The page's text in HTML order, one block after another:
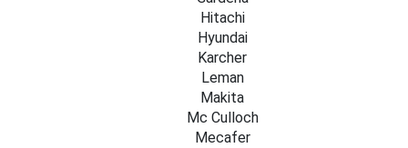
Hitachi
Hyundai
Karcher
Leman
Makita
Mc Culloch
Mecafer